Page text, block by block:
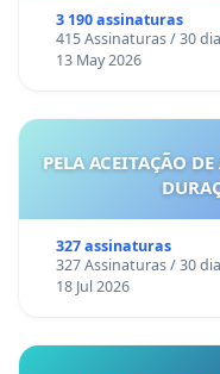
3 190 assinaturas
415 Assinaturas / 30
13 May 2026
PELA ACEITAÇÃO
327 assinaturas
327 Assinaturas / 30
18 Jul 2026